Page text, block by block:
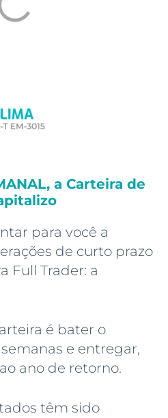
a Carteira de
para você a
de curto prazo
Full Trader: a
é bater o
e entregar,
ano de retorno.
têm sido